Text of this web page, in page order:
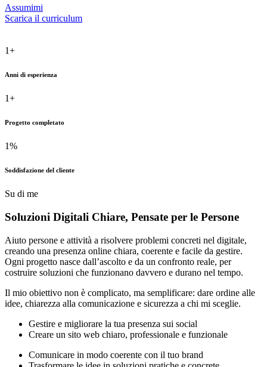
Assumimi
Scarica il curriculum
1+
Anni di esperienza
1+
Progetto completato
1%
Soddisfazione del cliente
Su di me
Soluzioni Digitali Chiare, Pensate per le Persone
Aiuto persone e attività a risolvere problemi concreti nel digitale,
creando una presenza online chiara, coerente e facile da gestire.
Ogni progetto nasce dall’ascolto e da un confronto reale, per
costruire soluzioni che funzionano davvero e durano nel tempo.
Il mio obiettivo non è complicato, ma semplificare: dare ordine alle
idee, chiarezza alla comunicazione e sicurezza a chi mi sceglie.
Gestire e migliorare la tua presenza sui social
Creare un sito web chiaro, professionale e funzionale
Comunicare in modo coerente con il tuo brand